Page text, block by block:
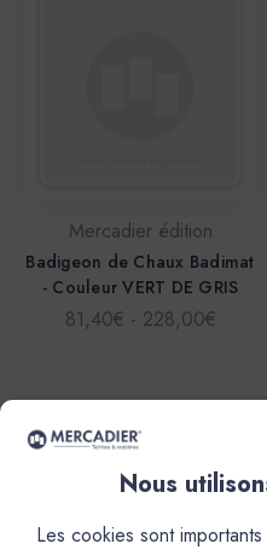
Mercadier édition
Badigeon de Chaux Badimat
- Couleur VERT DE GRIS
81,40€ - 228,00€
Nous
Les cookies sont